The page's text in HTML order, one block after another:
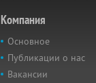
Компания
Основное
Публикации о нас
Вакансии